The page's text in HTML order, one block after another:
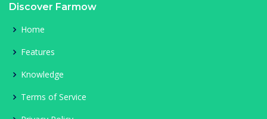
Discover Farmow
Home
Features
Knowledge
Terms of Service